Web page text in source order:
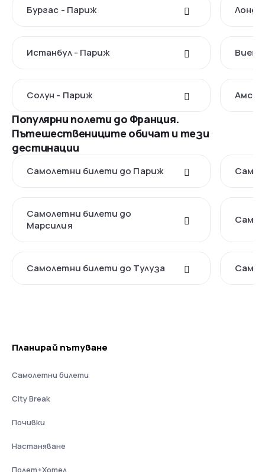
Бургас - Париж
Истанбул - Париж
Солун - Париж
Популярни полети до Франция.
Пътешествениците обичат и тези
дестинации
Самолетни билети до Париж
Самолетни билети до
Марсилия
Самолетни билети до Тулуза
Планирай пътуване
Самолетни билети
City Break
Почивки
Настаняване
Полет+Хотел